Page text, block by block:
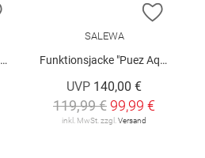
ZUR WUNSCHLISTE HINZUFÜGEN
ZUR
SALEWA
Funktionsjacke "Puez Aqua W"
UVP 140,00 €
119,99 € 99,99 €
inkl. MwSt. zzgl. Versand